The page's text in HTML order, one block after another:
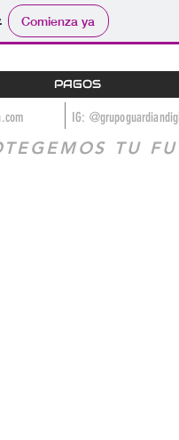
Comienza ya
PAGOS
IG:
TU